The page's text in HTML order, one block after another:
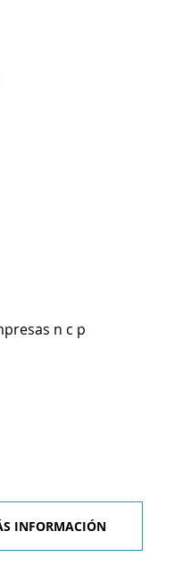
n c p
INFORMACIÓN